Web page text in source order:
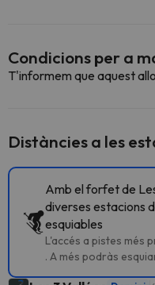
Condicions per a
T'informem que aquest
Distàncies a les
Amb el forfet de
diverses estacions
esquiables
L'accés a pistes més
. A més podràs